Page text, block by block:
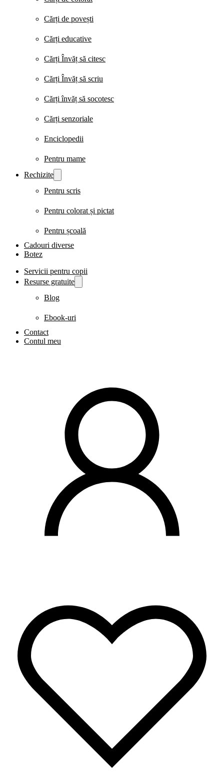
Cărți de povești
Cărți educative
Cărți Învăț să citesc
Cărți Învăț să scriu
Cărți învăț să socotesc
Cărți senzoriale
Enciclopedii
Pentru mame
Rechizite
Pentru scris
Pentru colorat și pictat
Pentru școală
Cadouri diverse
Botez
Servicii pentru copii
Resurse gratuite
Blog
Ebook-uri
Contact
Contul meu